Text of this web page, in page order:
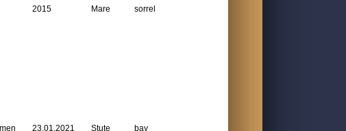
2015 Mare sorrel
23.01.2021 Stute bay